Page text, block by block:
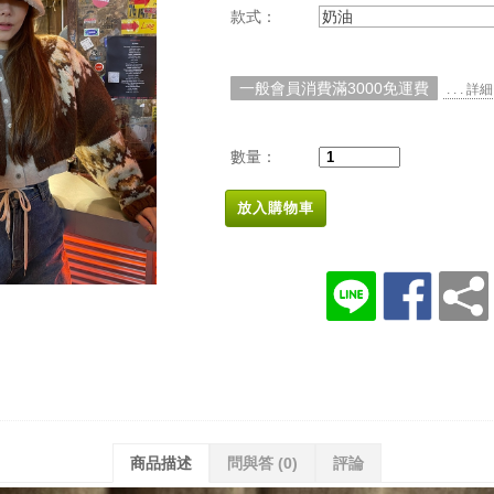
款式： 奶油
一般會員消費滿3000免運費 . . . 詳
數量：
放入購物車
商品描述 問與答 (0) 評論